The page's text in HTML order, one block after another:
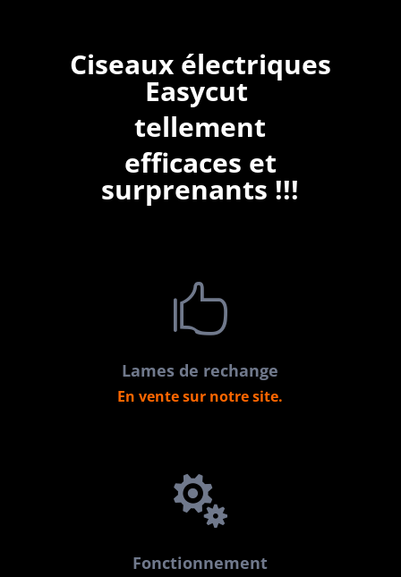
Ciseaux électriques
Easycut
tellement
efficaces et
surprenants !!!

Lames de rechange
En vente sur notre site.

Fonctionnement